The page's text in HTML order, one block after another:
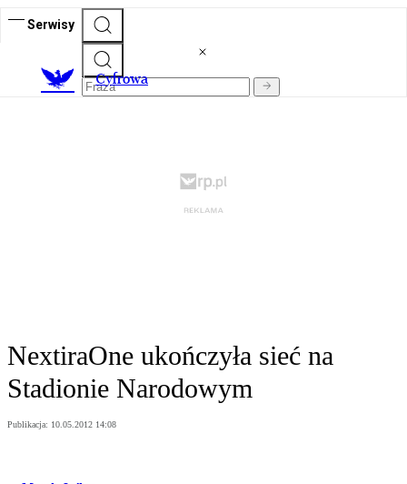
Serwisy
Cyfrowa
NextiraOne ukończyła sieć na
Stadionie Narodowym
Publikacja: 10.05.2012 14:08